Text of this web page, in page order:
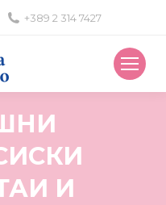
+389 2 314 7427
И